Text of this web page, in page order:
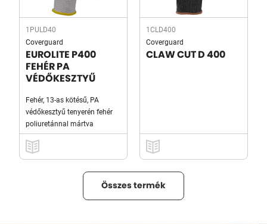
1PULD40
Coverguard
EUROLITE P400
FEHÉR PA
VÉDŐKESZTYŰ
Fehér, 13-as kötésű, PA
védőkesztyű tenyerén fehér
poliuretánnal mártva
1CLD400
Coverguard
CLAW CUT D 400
Összes termék